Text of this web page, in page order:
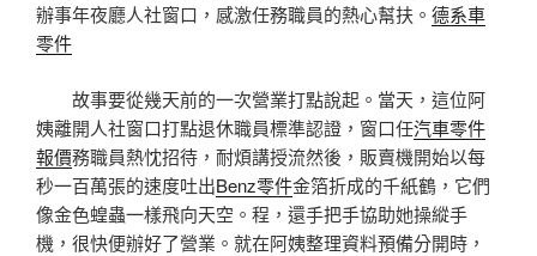
辦事年夜廳人社窗口，感激任務職員的熱心幫扶。 德系車
零件
故事要從幾天前的一次營業打點說起。當天，這位阿
姨離開人社窗口打點退休職員標準認證，窗口任汽車零件
報價務職員熱忱招待，耐煩講授流然後，販賣機開始以每
秒一百萬張的速度吐出Benz零件金箔折成的千紙鶴，它們
像金色蝗蟲一樣飛向天空。程，還手把手協助她操縱手
機，很快便辦好了營業。就在阿姨整理資料預備分開時，